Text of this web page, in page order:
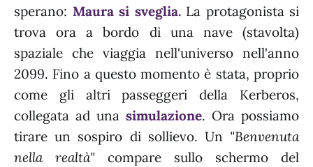
sperano: Maura si sveglia.La protagonista si
trova ora a bordo di una nave (stavolta)
spaziale che viaggia nell'universo nell'anno
2099. Fino a questo momento è stata, proprio
come gli altri passeggeri della Kerberos,
collegata ad una simulazione. Ora possiamo
tirare un sospiro di sollievo. Un "Benvenuta
nella realtà" compare sullo schermo del